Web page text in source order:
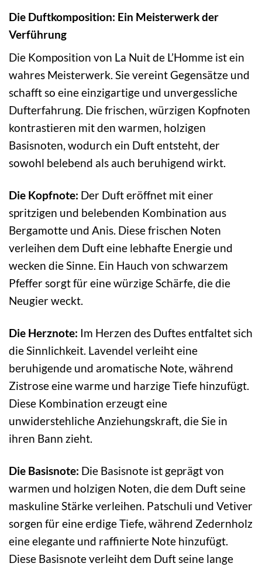
Die Duftkomposition: Ein Meisterwerk der
Verführung
Die Komposition von La Nuit de L’Homme ist ein
wahres Meisterwerk. Sie vereint Gegensätze und
schafft so eine einzigartige und unvergessliche
Dufterfahrung. Die frischen, würzigen Kopfnoten
kontrastieren mit den warmen, holzigen
Basisnoten, wodurch ein Duft entsteht, der
sowohl belebend als auch beruhigend wirkt.
Die Kopfnote: Der Duft eröffnet mit einer
spritzigen und belebenden Kombination aus
Bergamotte und Anis. Diese frischen Noten
verleihen dem Duft eine lebhafte Energie und
wecken die Sinne. Ein Hauch von schwarzem
Pfeffer sorgt für eine würzige Schärfe, die die
Neugier weckt.
Die Herznote: Im Herzen des Duftes entfaltet sich
die Sinnlichkeit. Lavendel verleiht eine
beruhigende und aromatische Note, während
Zistrose eine warme und harzige Tiefe hinzufügt.
Diese Kombination erzeugt eine
unwiderstehliche Anziehungskraft, die Sie in
ihren Bann zieht.
Die Basisnote: Die Basisnote ist geprägt von
warmen und holzigen Noten, die dem Duft seine
maskuline Stärke verleihen. Patschuli und Vetiver
sorgen für eine erdige Tiefe, während Zedernholz
eine elegante und raffinierte Note hinzufügt.
Diese Basisnote verleiht dem Duft seine lange